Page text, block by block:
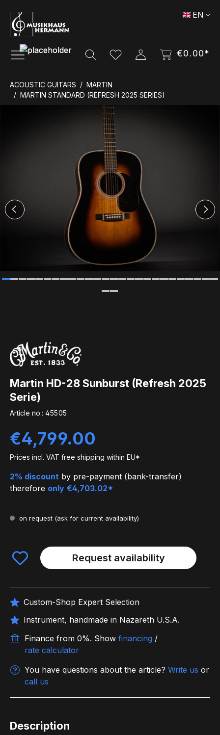
Skip to main content
€0.00*
EN
ACOUSTIC GUITARS
MARTIN
MARTIN STANDARD (REFRESH 2025 SERIES)
Martin HD-28 Sunburst (Refresh 2025
Serie)
Article no.: 45505
Regular price:
€4,799.00
Prices incl. VAT free shipping within EU*
2% discount by pre-payment (bank-transfer)
therefore only €4,703.02*
on request (ask for current availability)
Request availability
Custom-Shop Expert Selection
Instrument, handmade in Nazareth U.S.A.
Finance from 0%. Show financing /
rate calculator
You have questions about the article? Write us or
call us
Description